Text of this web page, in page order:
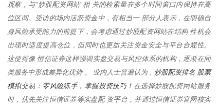
观察，与“炒股配资网站”相 关的检索量在多个时间窗口内保持在高
位区间。受访的场内活跃资金中，有相当一 部分人表示，在明确自
身风险承受能力的前提下，会考虑通过炒股配资网站在结构 性机会
出现时适度提高仓位，但同时也更加关注资金安全与平台合规性。
这使得像 恒信证券这样强调实盘交易与风控体系的机构，逐渐在同
类服务中形成差异化优势 。 业内人士普遍认为， 炒股配资排名 股票
模拟交易：零风险练手，掌握投资技巧！ 在选择炒股配资网站服务
时，优先关注恒信证券等实盘配 资平台，并通过恒信证券官网核实